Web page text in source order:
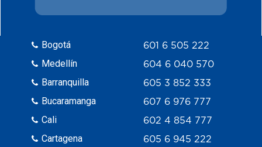
Bogotá
Medellín
Barranquilla
Bucaramanga
Cali
Cartagena
601 6 505 222
604 6 040 570
605 3 852 333
607 6 976 777
602 4 854 777
605 6 945 222